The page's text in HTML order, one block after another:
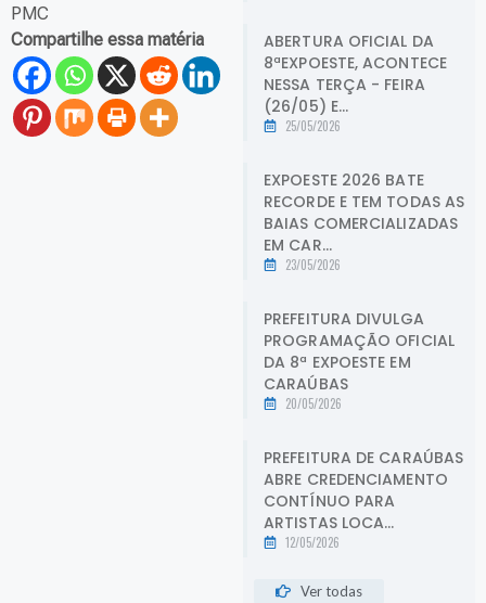
PMC
Compartilhe essa matéria
ABERTURA OFICIAL DA
8ªEXPOESTE, ACONTECE
NESSA TERÇA - FEIRA
(26/05) E...
25/05/2026
EXPOESTE 2026 BATE
RECORDE E TEM TODAS AS
BAIAS COMERCIALIZADAS
EM CAR...
23/05/2026
PREFEITURA DIVULGA
PROGRAMAÇÃO OFICIAL
DA 8ª EXPOESTE EM
CARAÚBAS
20/05/2026
PREFEITURA DE CARAÚBAS
ABRE CREDENCIAMENTO
CONTÍNUO PARA
ARTISTAS LOCA...
12/05/2026
Ver todas